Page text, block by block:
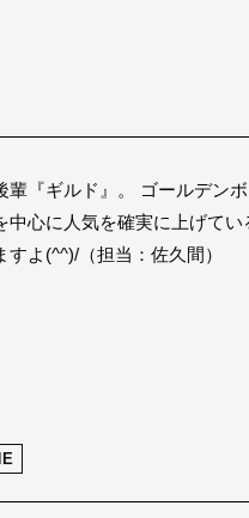
『ギルド』。 ゴールデン
中心に人気を確実に上げて
よ(^^)/（担当：佐久間）